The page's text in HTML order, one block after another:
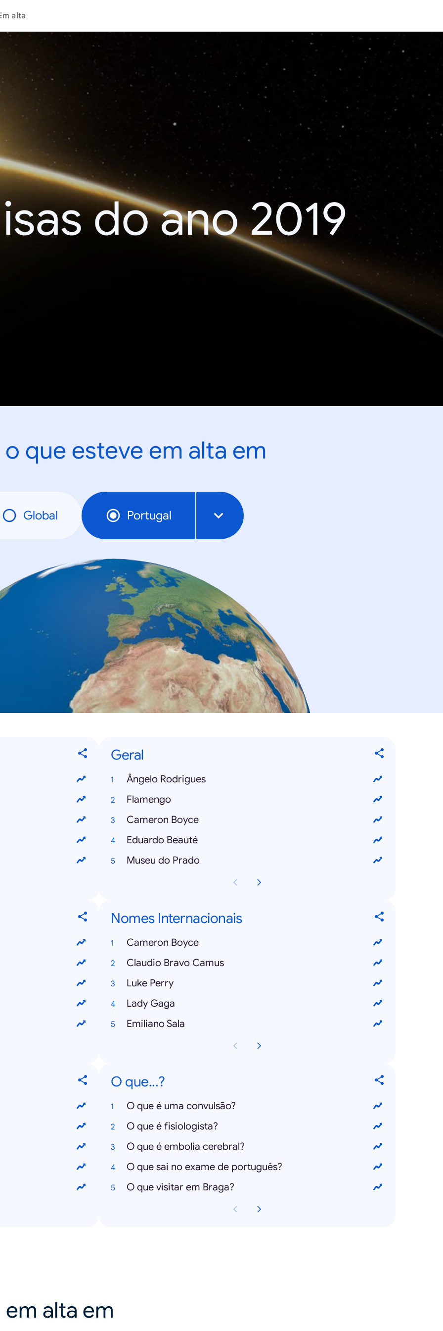
alta
do ano 2019
o que esteve em alta em
Global Portugal
Geral
Ângelo Rodrigues
Flamengo
Cameron Boyce
Eduardo Beauté
Museu do Prado
Nomes Internacionais
Cameron Boyce
Claudio Bravo Camus
Luke Perry
Lady Gaga
Emiliano Sala
O que...?
O que é uma convulsão?
O que é fisiologista?
O que é embolia cerebral?
O que sai no exame de português?
O que visitar em Braga?
alta em